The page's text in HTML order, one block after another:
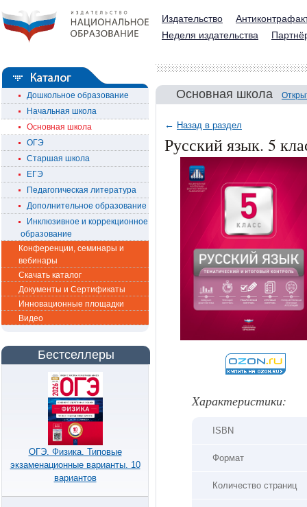
Издательство
Неделя издательства
Дошкольное образование
Начальная школа
Основная школа
ОГЭ
Старшая школа
ЕГЭ
Педагогическая литература
Дополнительное образование
Инклюзивное и коррекционное
образование
Конференции, семинары и
вебинары
Скачать каталог
Документы и Сертификаты
Инновационные площадки
Видео
Бестселлеры
ОГЭ. Физика. Типовые
экзаменационные варианты. 10
вариантов
Основная школа
← Назад в раздел
Русский язык. 5
Xарактеристики:
ISBN
Формат
Количество страниц